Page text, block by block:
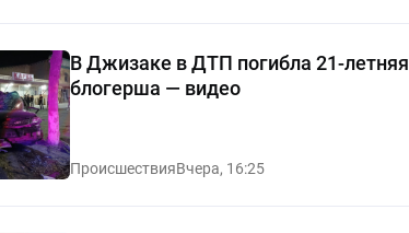
В Джизаке в ДТП погибла 21-летняя
блогерша — видео
ПроисшествияВчера, 16:25